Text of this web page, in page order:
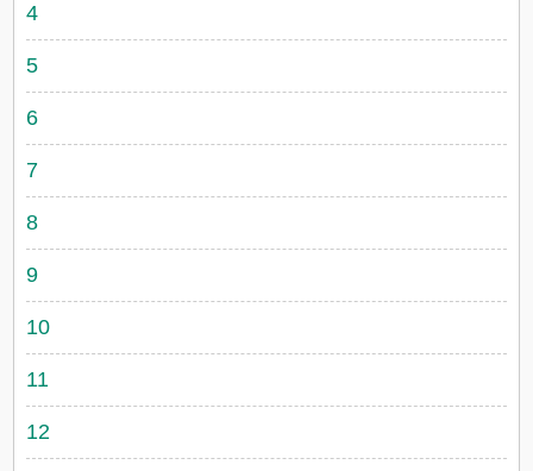
4
5
6
7
8
9
10
11
12